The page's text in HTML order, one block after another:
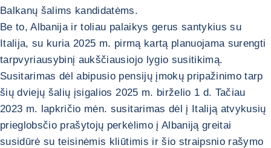
Balkanų šalims kandidatėms.
Be to, Albanija ir toliau palaikys gerus santykius su
Italija, su kuria 2025 m. pirmą kartą planuojama surengti
tarpvyriausybinį aukščiausiojo lygio susitikimą.
Susitarimas dėl abipusio pensijų įmokų pripažinimo tarp
šių dviejų šalių įsigalios 2025 m. birželio 1 d. Tačiau
2023 m. lapkričio mėn. susitarimas dėl į Italiją atvykusių
prieglobsčio prašytojų perkėlimo į Albaniją greitai
susidūrė su teisinėmis kliūtimis ir šio straipsnio rašymo